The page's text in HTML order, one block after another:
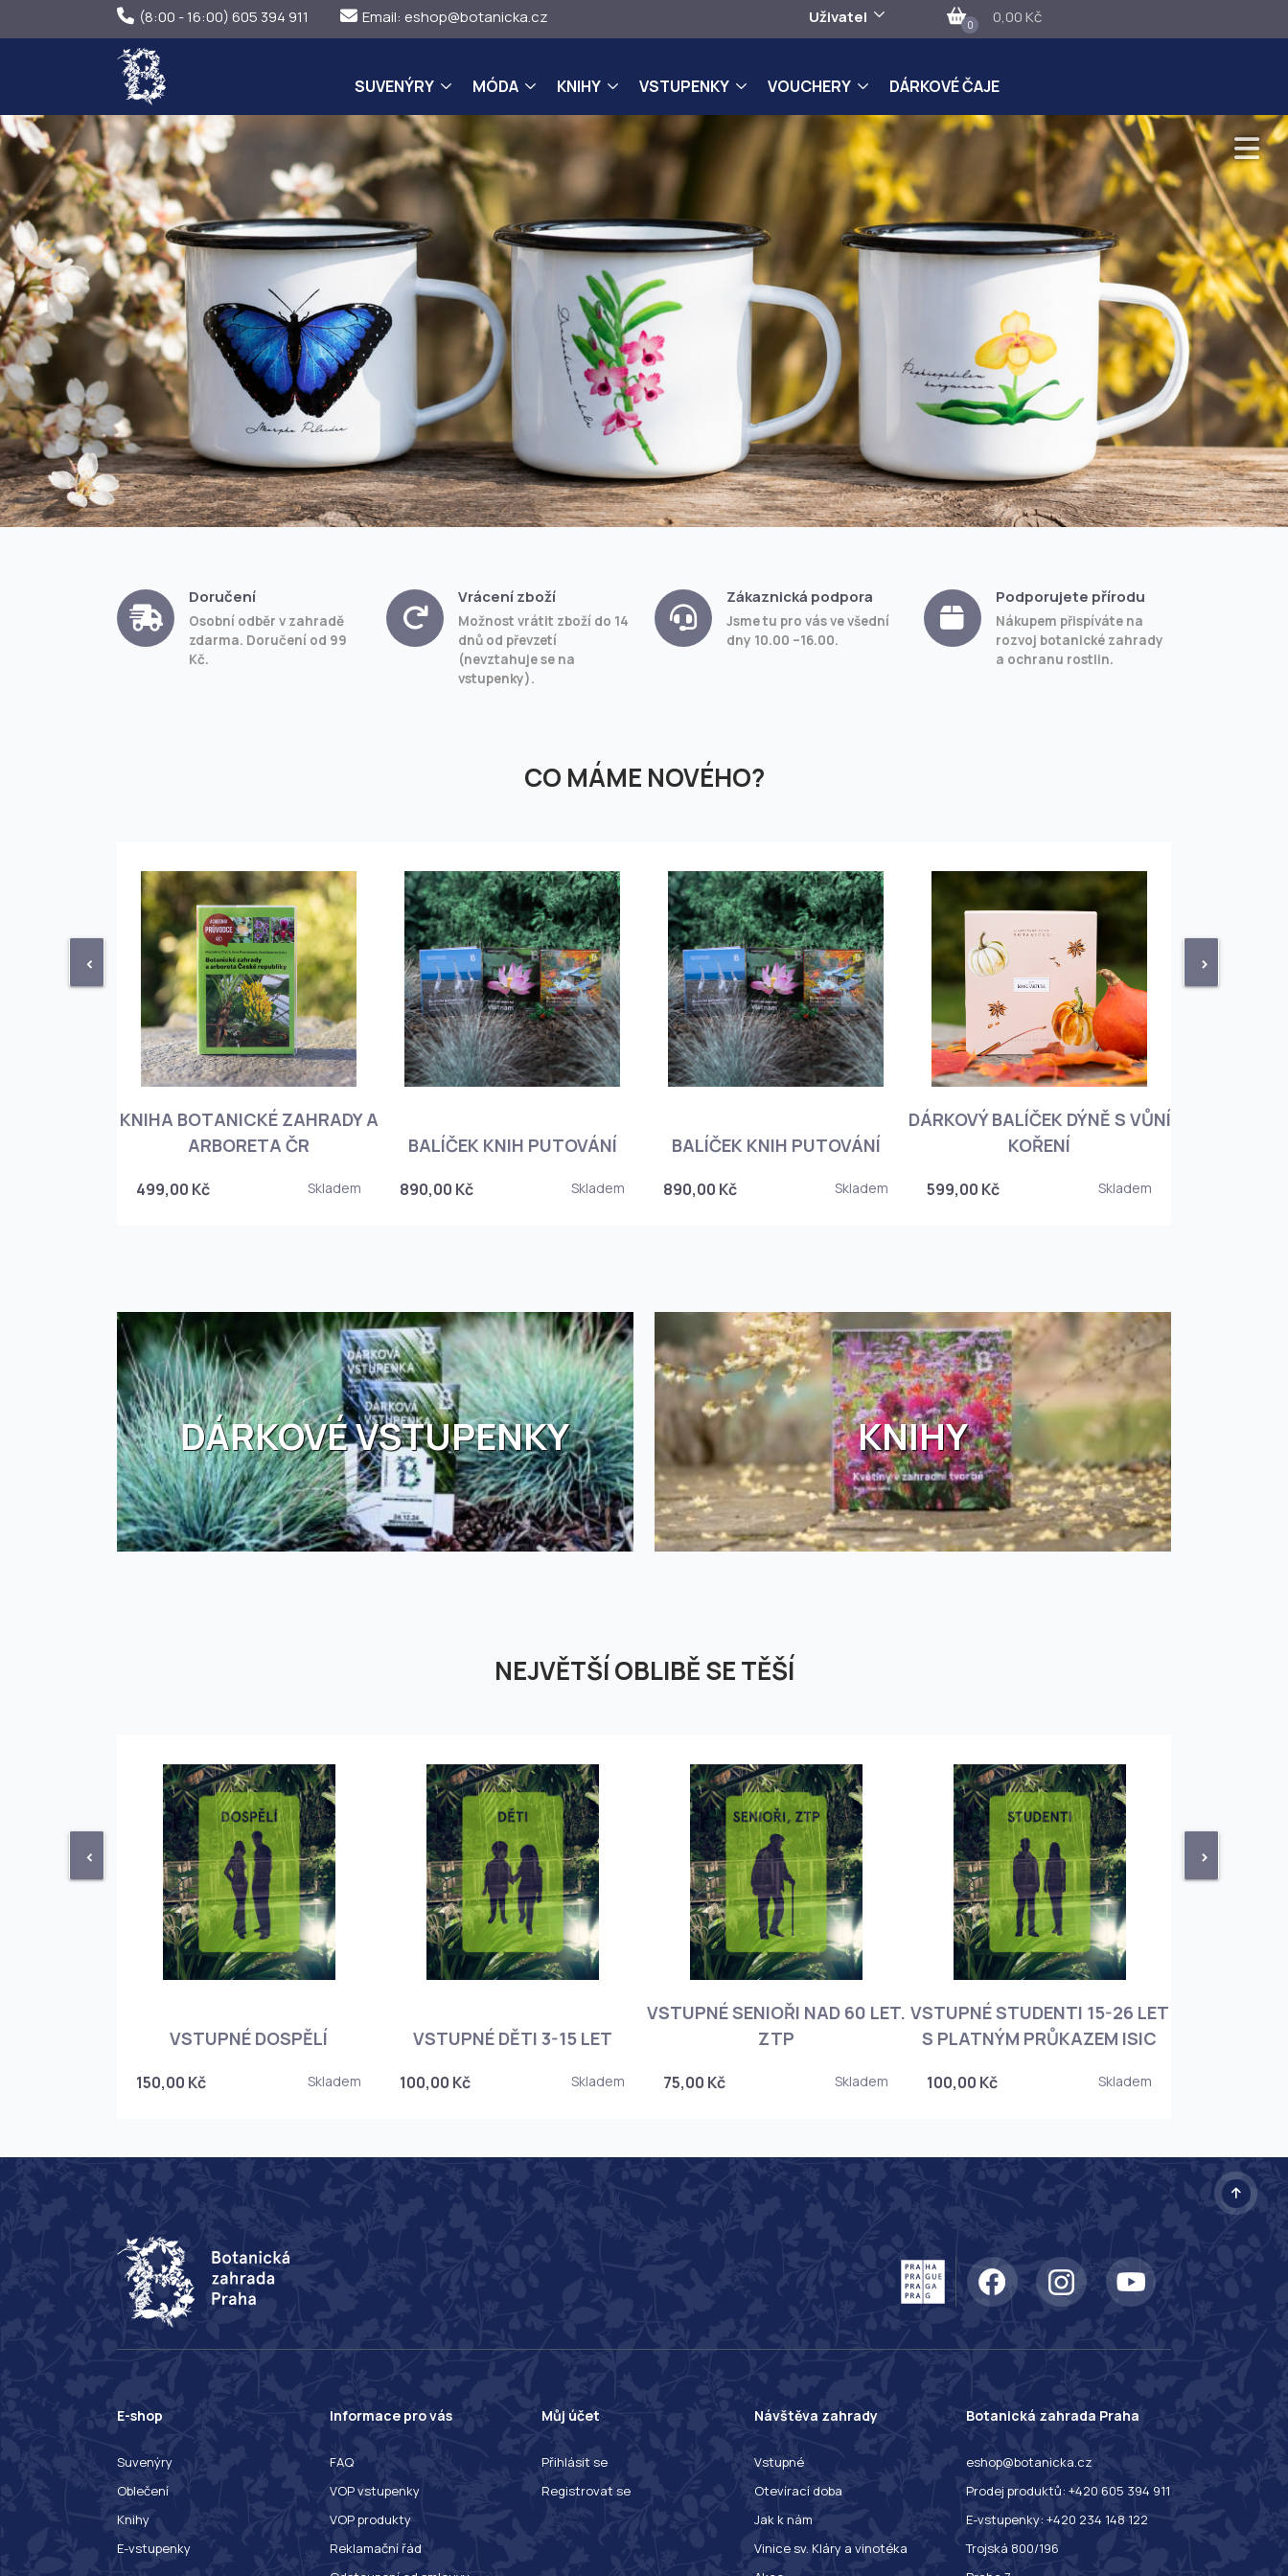
(8:00 - 16:00) 605 394 911 Email: eshop@botanicka.cz Uživatel 0 0,00 Kč
SUVENÝRY MÓDA KNIHY VSTUPENKY VOUCHERY DÁRKOVÉ ČAJE
Doručení
Osobní odběr v zahradě
zdarma. Doručení od 99
Kč.
Vrácení zboží
Možnost vrátit zboží do 14
dnů od převzetí
(nevztahuje se na
vstupenky).
Zákaznická podpora
Jsme tu pro vás ve všední
dny 10.00 –16.00.
Podporujete přírodu
Nákupem přispíváte na
rozvoj botanické zahrady
a ochranu rostlin.
CO MÁME NOVÉHO?
< >
KNIHA BOTANICKÉ ZAHRADY A
ARBORETA ČR
499,00 Kč Skladem
BALÍČEK KNIH PUTOVÁNÍ
890,00 Kč Skladem
BALÍČEK KNIH PUTOVÁNÍ
890,00 Kč Skladem
DÁRKOVÝ BALÍČEK DÝNĚ S VŮNÍ
KOŘENÍ
599,00 Kč Skladem
DÁRKOVÉ VSTUPENKY KNIHY
NEJVĚTŠÍ OBLIBĚ SE TĚŠÍ
< >
VSTUPNÉ DOSPĚLÍ
150,00 Kč Skladem
VSTUPNÉ DĚTI 3-15 LET
100,00 Kč Skladem
VSTUPNÉ SENIOŘI NAD 60 LET.
ZTP
75,00 Kč Skladem
VSTUPNÉ STUDENTI 15-26 LET
S PLATNÝM PRŮKAZEM ISIC
100,00 Kč Skladem
E-shop
Suvenýry
Oblečení
Knihy
E-vstupenky
Informace pro vás
FAQ
VOP vstupenky
VOP produkty
Reklamační řád
Můj účet
Přihlásit se
Registrovat se
Návštěva zahrady
Vstupné
Otevírací doba
Jak k nám
Vinice sv. Kláry a vinotéka
Botanická zahrada Praha
eshop@botanicka.cz
Prodej produktů: +420 605 394 911
E-vstupenky: +420 234 148 122
Trojská 800/196